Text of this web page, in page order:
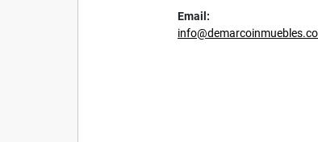
Email: